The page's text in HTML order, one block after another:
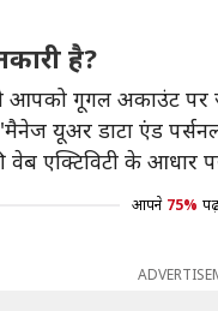
है?
गूगल अकाउंट पर
यूअर डाटा एंड
एक्टिविटी के आधार पर
आपने 75%